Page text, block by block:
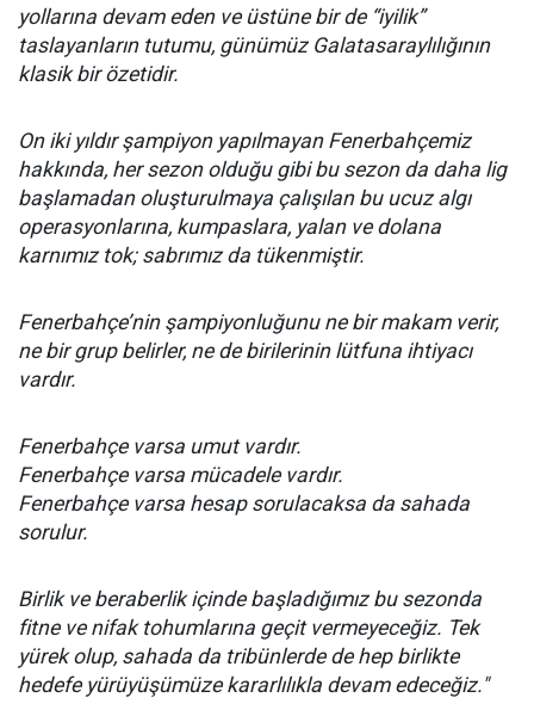
yollarına devam eden ve üstüne bir de “iyilik”
taslayanların tutumu, günümüz Galatasaraylılığının
klasik bir özetidir.
On iki yıldır şampiyon yapılmayan Fenerbahçemiz
hakkında, her sezon olduğu gibi bu sezon da daha lig
başlamadan oluşturulmaya çalışılan bu ucuz algı
operasyonlarına, kumpaslara, yalan ve dolana
karnımız tok; sabrımız da tükenmiştir.
Fenerbahçe’nin şampiyonluğunu ne bir makam verir,
ne bir grup belirler, ne de birilerinin lütfuna ihtiyacı
vardır.
Fenerbahçe varsa umut vardır.
Fenerbahçe varsa mücadele vardır.
Fenerbahçe varsa hesap sorulacaksa da sahada
sorulur.
Birlik ve beraberlik içinde başladığımız bu sezonda
fitne ve nifak tohumlarına geçit vermeyeceğiz. Tek
yürek olup, sahada da tribünlerde de hep birlikte
hedefe yürüyüşümüze kararlılıkla devam edeceğiz."